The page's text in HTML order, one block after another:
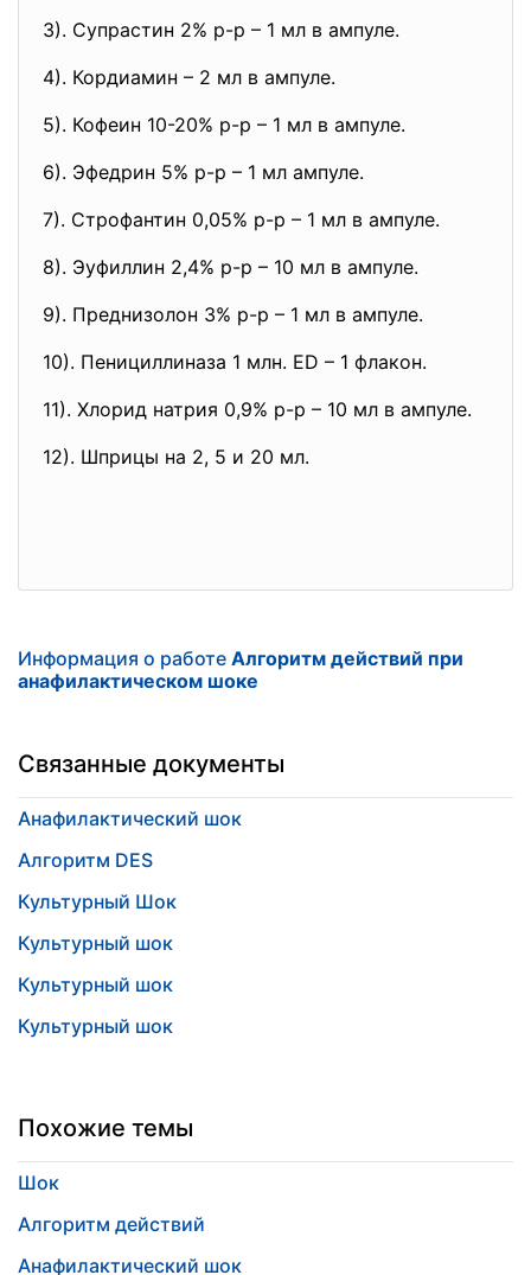
3). Супрастин 2% р-р – 1 мл в ампуле.
4). Кордиамин – 2 мл в ампуле.
5). Кофеин 10-20% р-р – 1 мл в ампуле.
6). Эфедрин 5% р-р – 1 мл ампуле.
7). Строфантин 0,05% р-р – 1 мл в ампуле.
8). Эуфиллин 2,4% р-р – 10 мл в ампуле.
9). Преднизолон 3% р-р – 1 мл в ампуле.
10). Пенициллиназа 1 млн. ED – 1 флакон.
11). Хлорид натрия 0,9% р-р – 10 мл в ампуле.
12). Шприцы на 2, 5 и 20 мл.
Информация о работе Алгоритм действий при
анафилактическом шоке
Связанные документы
Анафилактический шок
Алгоритм DES
Культурный Шок
Культурный шок
Культурный шок
Культурный шок
Похожие темы
Шок
Алгоритм действий
Анафилактический шок